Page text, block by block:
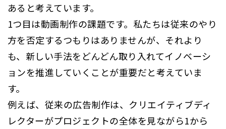
あると考えています。
1つ目は動画制作の課題です。私たちは従来のやり
方を否定するつもりはありませんが、それより
も、新しい手法をどんどん取り入れてイノベーシ
ョンを推進していくことが重要だと考えていま
す。
例えば、従来の広告制作は、クリエイティブディ
レクターがプロジェクトの全体を見ながら1から